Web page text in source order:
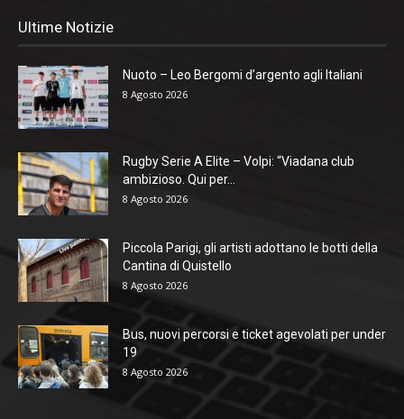
Ultime Notizie
Nuoto – Leo Bergomi d’argento agli Italiani
8 Agosto 2026
Rugby Serie A Elite – Volpi: “Viadana club
ambizioso. Qui per...
8 Agosto 2026
Piccola Parigi, gli artisti adottano le botti della
Cantina di Quistello
8 Agosto 2026
Bus, nuovi percorsi e ticket agevolati per under
19
8 Agosto 2026